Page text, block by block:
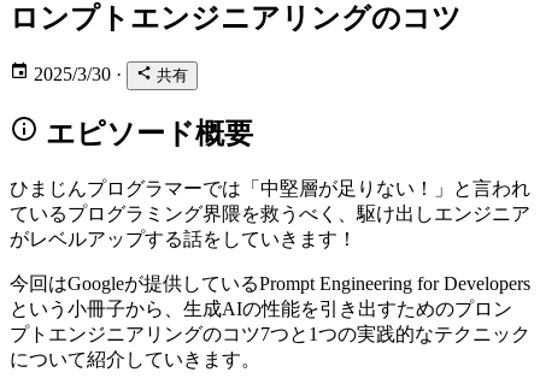
ロンプトエンジニアリングのコツ
2025/3/30 · 共有
エピソード概要
ひまじんプログラマーでは「中堅層が足りない！」と言われ
ているプログラミング界隈を救うべく、駆け出しエンジニア
がレベルアップする話をしていきます！
今回はGoogleが提供しているPrompt Engineering for Developers
という小冊子から、生成AIの性能を引き出すためのプロン
プトエンジニアリングのコツ7つと1つの実践的なテクニック
について紹介していきます。